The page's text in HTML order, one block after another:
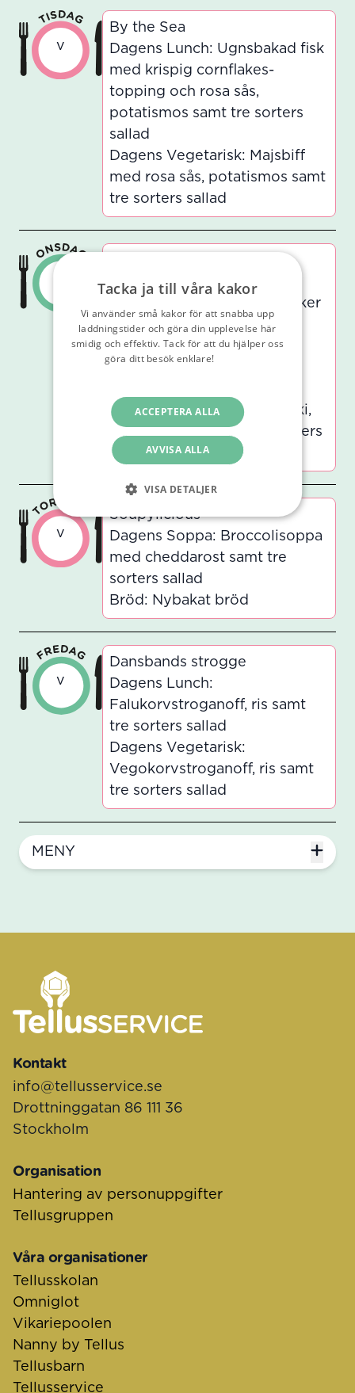
v
By the Sea
Dagens Lunch: Ugnsbakad fisk
med krispig cornflakes-
topping och rosa sås,
potatismos samt tre sorters
sallad
Dagens Vegetarisk: Majsbiff
med rosa sås, potatismos samt
tre sorters sallad
Dagens Lunch: Ugnsstekt
kyckling med frästa grönsaker
och tzatziki, rostad potatis
samt tre sorters sallad
Dagens Vegetarisk:
frästa grönsaker och tzatziki,
rostad potatis samt tre sorters
sallad
v
Soupylicious
Dagens Soppa: Broccolisoppa
med cheddarost samt tre
sorters sallad
Bröd: Nybakat bröd
v
Dansbands strogge
Dagens Lunch:
Falukorvstroganoff, ris samt
tre sorters sallad
Dagens Vegetarisk:
Vegokorvstroganoff, ris samt
tre sorters sallad
MENY
Sidfot
Kontakt
info@tellusservice.se
Drottninggatan 86 111 36
Stockholm
Organisation
Hantering av personuppgifter
Tellusgruppen
Våra organisationer
Tellusskolan
Omniglot
Vikariepoolen
Nanny by Tellus
Tellusbarn
Tellusservice
Tacka ja till våra kakor
Vi använder små kakor för att snabba upp
laddningstider och göra din upplevelse här
smidig och effektiv. Tack för att du hjälper oss
göra ditt besök enklare!
ACCEPTERA ALLA
AVVISA ALLA
VISA DETALJER